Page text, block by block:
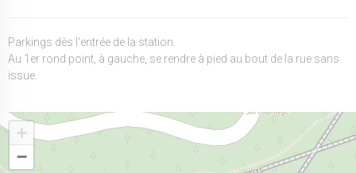
Parkings dès l'entrée de la station.
Au 1er rond point, à gauche, se rendre à pied au bout de la rue sans
issue.
+
−